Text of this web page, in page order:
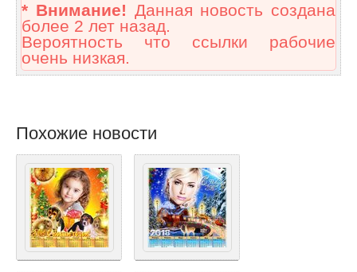
* Внимание! Данная новость создана
более 2 лет назад.
Вероятность что ссылки рабочие
очень низкая.
Похожие новости